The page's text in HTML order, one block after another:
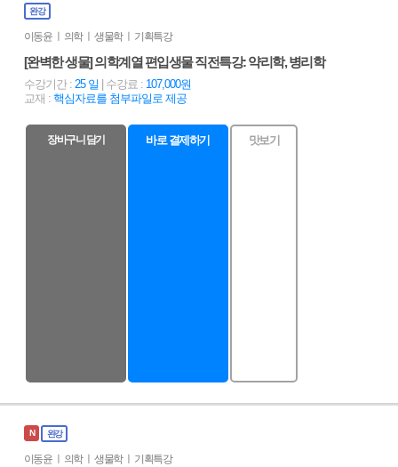
완강
이동윤 ㅣ 의학 ㅣ 생물학 ㅣ 기획특강
[완벽한 생물] 의학계열 편입생물 직전특강: 약리학, 병리학
수강기간 : 25 일 | 수강료 : 107,000원
교재 : 핵심자료를 첨부파일로 제공
장바구니 담기 바로 결제하기 맛보기
N 완강
이동윤 ㅣ 의학 ㅣ 생물학 ㅣ 기획특강